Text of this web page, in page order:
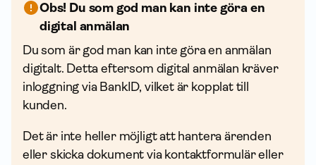
Obs! Du som god man kan inte göra en
digital anmälan
Du som är god man kan inte göra en anmälan
digitalt. Detta eftersom digital anmälan kräver
inloggning via BankID, vilket är kopplat till
kunden.
Det är inte heller möjligt att hantera ärenden
eller skicka dokument via kontaktformulär eller